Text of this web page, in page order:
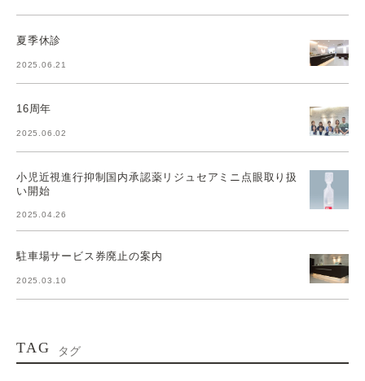
夏季休診
2025.06.21
16周年
2025.06.02
小児近視進行抑制国内承認薬リジュセアミニ点眼取り扱
い開始
2025.04.26
駐車場サービス券廃止の案内
2025.03.10
TAG タグ